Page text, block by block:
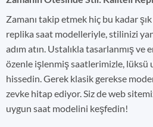
Zamanı takip etmek hiç bu kadar
replika saat modelleriyle, stilinizi
adım atın. Ustalıkla tasarlanmış ve
özenle işlenmiş saatlerimizle,
hissedin. Gerek klasik gerekse
zevke hitap ediyor. Siz de web
uygun saat modelini keşfedin!